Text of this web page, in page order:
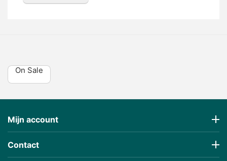
On Sale
Mijn account
Contact